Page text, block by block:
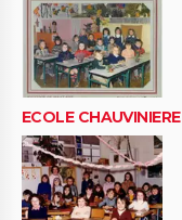
ECOLE CHAUVINIERE